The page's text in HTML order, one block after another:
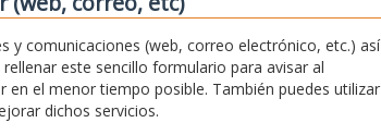
y comunicaciones (web, correo electrónico, etc.) así
este sencillo formulario para avisar al
el menor tiempo posible. También puedes utilizar
dichos servicios.